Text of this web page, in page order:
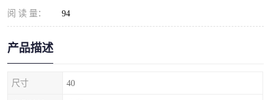
阅 读 量： 94
产品描述
尺寸 40